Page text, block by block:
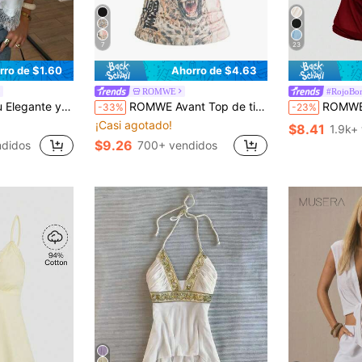
de $1.60
el Bajo, Blanco de Verano para Playa, Vacaciones y Viajes
7
Ahorro de $4.63
ROMWE
-33% ROMWE Avant Top de tirantes vintage para mujer con estampado de leopardo y texto en chino e inglés
¡Casi agotado!
$9.26 700+ vendidos
23
-23% ROMWE Hippie Top sin tirantes de
$8.41